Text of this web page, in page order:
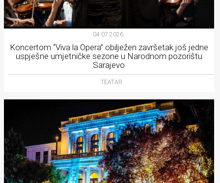
04.07.2026.
Koncertom “Viva la Opera” obilježen završetak još jedne
uspješne umjetničke sezone u Narodnom pozorištu
Sarajevo
TEATAR